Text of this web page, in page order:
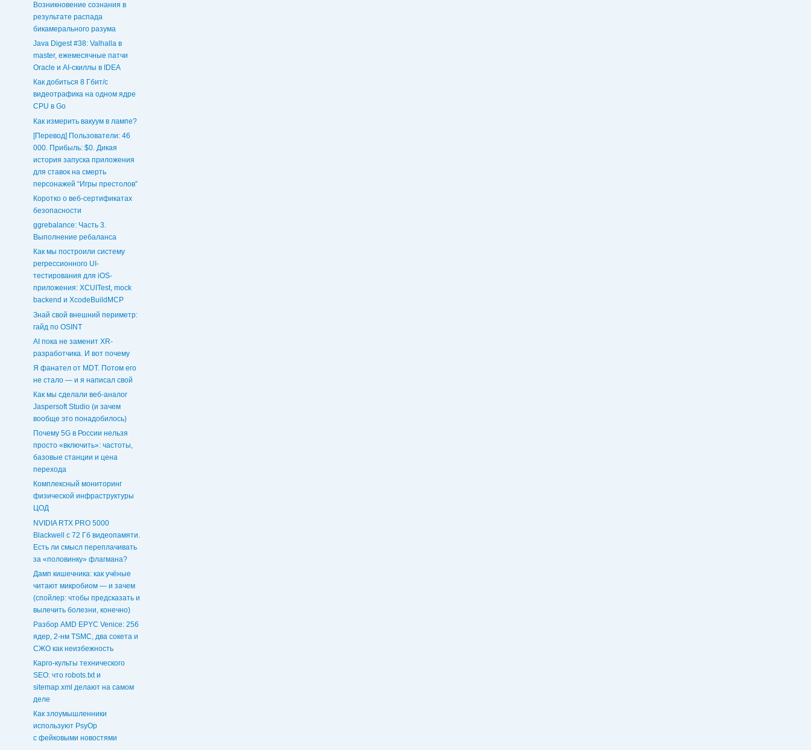
Возникновение сознания в
результате распада
бикамерального разума
Java Digest #38: Valhalla в
master, ежемесячные патчи
Oracle и AI-скиллы в IDEA
Как добиться 8 Гбит/с
видеотрафика на одном ядре
CPU в Go
Как измерить вакуум в лампе?
[Перевод] Пользователи: 46
000. Прибыль: $0. Дикая
история запуска приложения
для ставок на смерть
персонажей “Игры престолов”
Коротко о веб-сертификатах
безопасности
ggrebalance: Часть 3.
Выполнение ребаланса
Как мы построили систему
регрессионного UI-
тестирования для iOS-
приложения: XCUITest, mock
backend и XcodeBuildMCP
Знай свой внешний периметр:
гайд по OSINT
AI пока не заменит XR-
разработчика. И вот почему
Я фанател от MDT. Потом его
не стало — и я написал свой
Как мы сделали веб-аналог
Jaspersoft Studio (и зачем
вообще это понадобилось)
Почему 5G в России нельзя
просто «включить»: частоты,
базовые станции и цена
перехода
Комплексный мониторинг
физической инфраструктуры
ЦОД
NVIDIA RTX PRO 5000
Blackwell с 72 Гб видеопамяти.
Есть ли смысл переплачивать
за «половинку» флагмана?
Дамп кишечника: как учёные
читают микробиом — и зачем
(спойлер: чтобы предсказать и
вылечить болезни, конечно)
Разбор AMD EPYC Venice: 256
ядер, 2-нм TSMC, два сокета и
СЖО как неизбежность
Карго-культы технического
SEO: что robots.txt и
sitemap.xml делают на самом
деле
Как злоумышленники
используют PsyOp
с фейковыми новостями